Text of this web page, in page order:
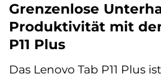
Grenzenlose
Produktivität mit
P11 Plus
Das Lenovo Tab P11 Plus